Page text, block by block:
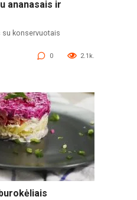
ananasais ir
konservuotais
0 2.1k.